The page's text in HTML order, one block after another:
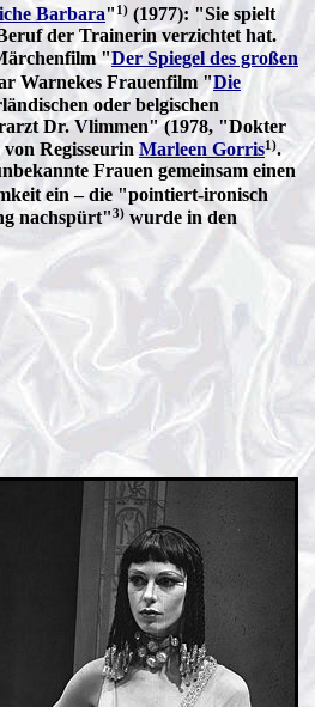
Barbara" 1) (1977): "Sie spielt
der Trainerin verzichtet hat.
"Der Spiegel des großen
Warnekes Frauenfilm "Die
oder belgischen
Dr. Vlimmen" (1978, "Dokter
Regisseurin Marleen Gorris1).
Frauen gemeinsam einen
ein – die "pointiert-ironisch
nachspürt"3) wurde in den